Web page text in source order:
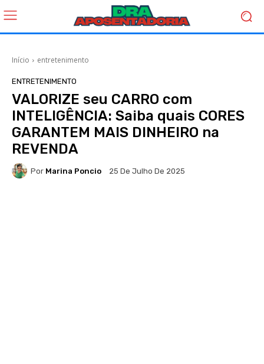
Início entretenimento
ENTRETENIMENTO
VALORIZE seu CARRO com
INTELIGÊNCIA: Saiba quais CORES
GARANTEM MAIS DINHEIRO na
REVENDA
Por Marina Poncio 25 De Julho De 2025